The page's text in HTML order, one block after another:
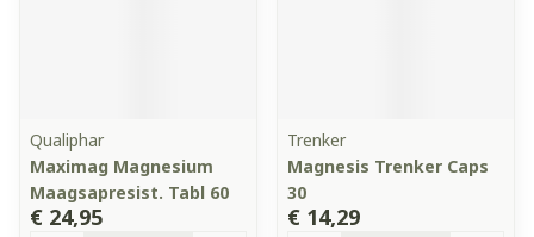
Qualiphar
Maximag Magnesium
Maagsapresist. Tabl 60
€ 24,95
Trenker
Magnesis Trenker Caps
30
€ 14,29